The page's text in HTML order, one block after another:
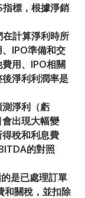
指標，根據淨銷
在計算淨利時所
IPO準備和交
用、IPO相關
淨利利潤率是
淨利（虧
出現大幅變
稅和利息費
的對照
是已處理訂單
和關稅，並扣除